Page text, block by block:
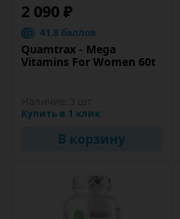
2 090 ₽
41.8 баллов
Quamtrax - Mega
Vitamins For Women 60t
Купить в 1 клик
В корзину